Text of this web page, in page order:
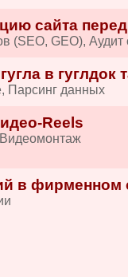
сайта
(SEO, GEO), Аудит
в гуглдок
Парсинг данных
Reels
в фирменном